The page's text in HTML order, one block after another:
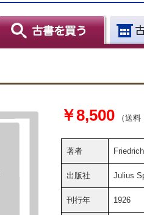
￥8,500 （送料
著者
出版社 Julius
刊行年 1926